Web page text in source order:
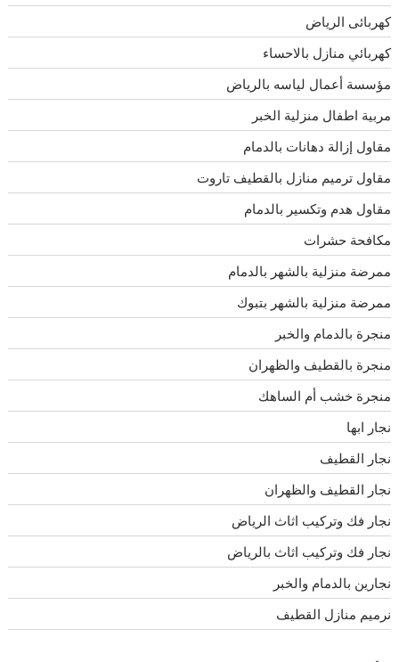
كهربائى الرياض
كهربائي منازل بالاحساء
مؤسسة أعمال لياسه بالرياض
مربية اطفال منزلية الخبر
مقاول إزالة دهانات بالدمام
مقاول ترميم منازل بالقطيف تاروت
مقاول هدم وتكسير بالدمام
مكافحة حشرات
ممرضة منزلية بالشهر بالدمام
ممرضة منزلية بالشهر بتبوك
منجرة بالدمام والخبر
منجرة بالقطيف والظهران
منجرة خشب أم الساهك
نجار ابها
نجار القطيف
نجار القطيف والظهران
نجار فك وتركيب اثاث الرياض
نجار فك وتركيب اثاث بالرياض
نجارين بالدمام والخبر
نرميم منازل القطيف